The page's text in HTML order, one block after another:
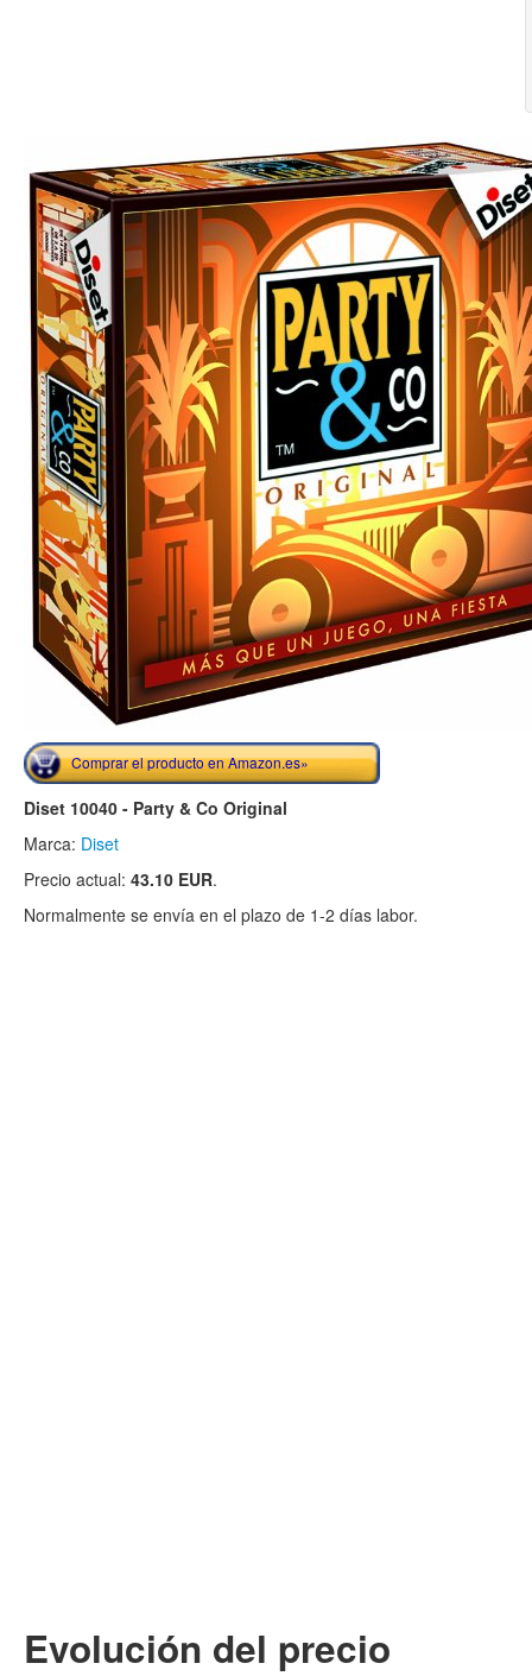
Comprar el producto en Amazon.es»
Diset 10040 - Party & Co Original
Marca: Diset
Precio actual: 43.10 EUR.
Normalmente se envía en el plazo de 1-2 días labor.
Evolución del precio